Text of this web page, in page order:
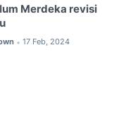
Merdeka revisi
• 17 Feb, 2024